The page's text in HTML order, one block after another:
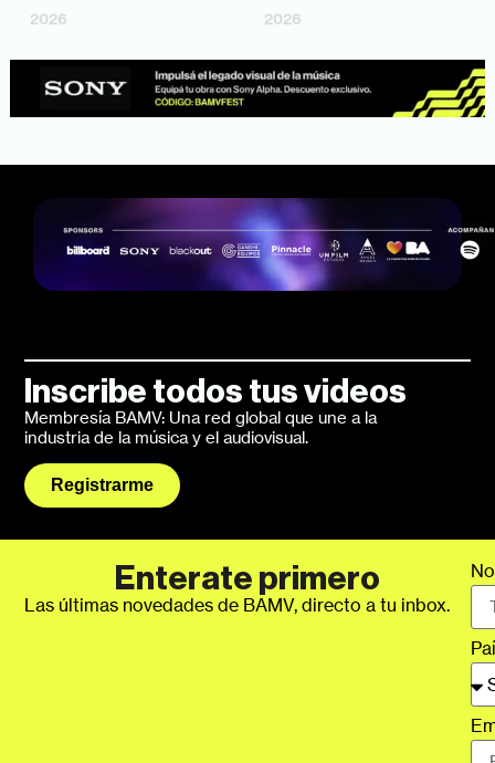
2026
2026
Inscribe todos tus videos
Membresía BAMV: Una red global que une a la
industria de la música y el audiovisual.
Registrarme
Enterate primero
Las últimas novedades de BAMV, directo a tu inbox.